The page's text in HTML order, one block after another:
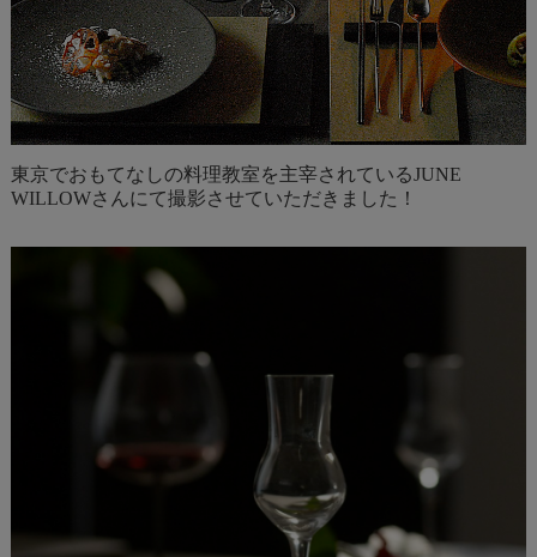
東京でおもてなしの料理教室を主宰されているJUNE
WILLOWさんにて撮影させていただきました！